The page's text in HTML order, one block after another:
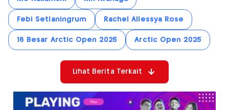
Febi Setianingrum Rachel Allessya Rose
16 Besar Arctic Open 2025 Arctic Open 2025
Lihat Berita Terkait